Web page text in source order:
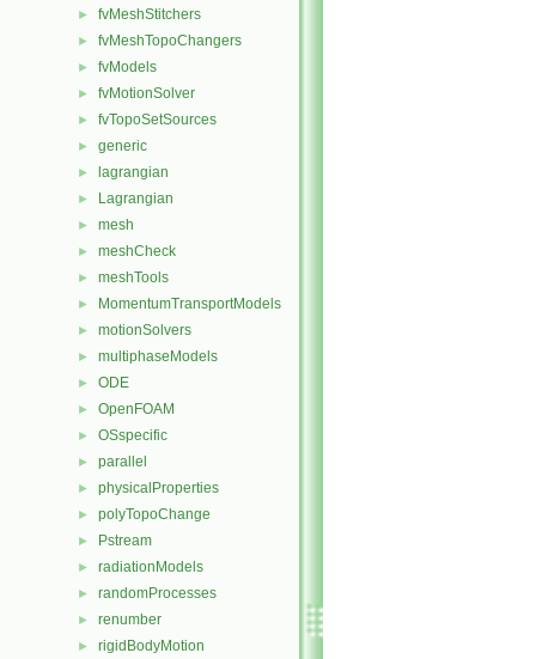
► fvMeshStitchers
► fvMeshTopoChangers
► fvModels
► fvMotionSolver
► fvTopoSetSources
► generic
► lagrangian
► Lagrangian
► mesh
► meshCheck
► meshTools
► MomentumTransportModels
► motionSolvers
► multiphaseModels
► ODE
► OpenFOAM
► OSspecific
► parallel
► physicalProperties
► polyTopoChange
► Pstream
► radiationModels
► randomProcesses
► renumber
► rigidBodyMotion